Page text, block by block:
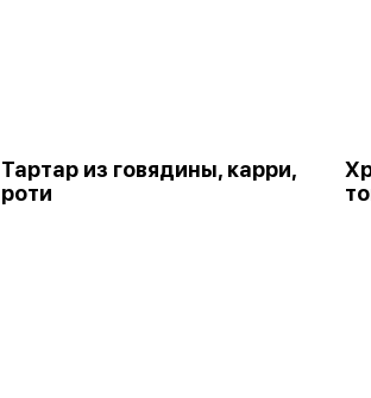
Тартар из говядины, карри,
роти